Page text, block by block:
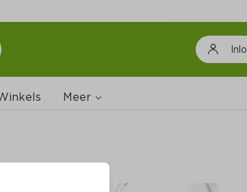
Meer
Wijnshop